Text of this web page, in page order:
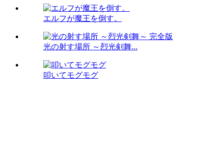
エルフが魔王を倒す。
光の射す場所 ～烈光剣舞...
叩いてモグモグ